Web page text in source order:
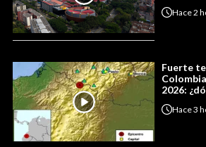
Hace2
Fuerte
2026:
Hace3